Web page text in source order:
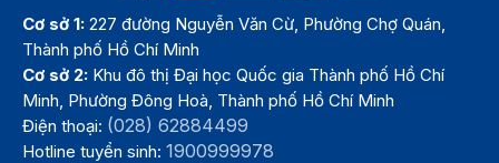
Cơ sở 1: 227 đường Nguyễn Văn Cừ, Phường Chợ Quán,
Thành phố Hồ Chí Minh
Cơ sở 2: Khu đô thị Đại học Quốc gia Thành phố Hồ Chí
Minh, Phường Đông Hoà, Thành phố Hồ Chí Minh
Điện thoại: (028) 62884499
Hotline tuyển sinh:1900999978